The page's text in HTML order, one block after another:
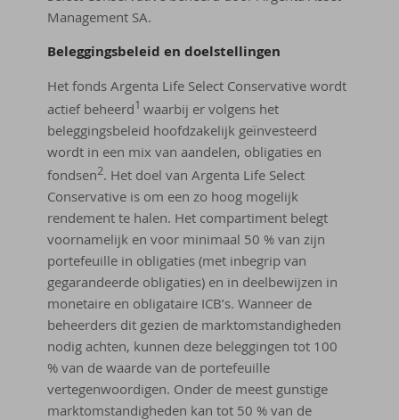
Management SA.
Be­leg­gings­be­leid en doel­stel­lin­gen
Het fonds Argenta Life Select Conservative wordt
actief beheerd1waarbij er volgens het
beleggingsbeleid hoofdzakelijk geïnvesteerd
wordt in een mix van aandelen, obligaties en
fondsen2. Het doel van Argenta Life Select
Conservative is om een zo hoog mogelijk
rendement te halen. Het compartiment belegt
voornamelijk en voor minimaal 50 % van zijn
portefeuille in obligaties (met inbegrip van
gegarandeerde obligaties) en in deelbewijzen in
monetaire en obligataire ICB’s. Wanneer de
beheerders dit gezien de marktomstandigheden
nodig achten, kunnen deze beleggingen tot 100
% van de waarde van de portefeuille
vertegenwoordigen. Onder de meest gunstige
marktomstandigheden kan tot 50 % van de